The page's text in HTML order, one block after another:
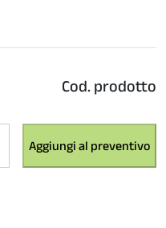
Cod. prodotto
Aggiungi al preventivo